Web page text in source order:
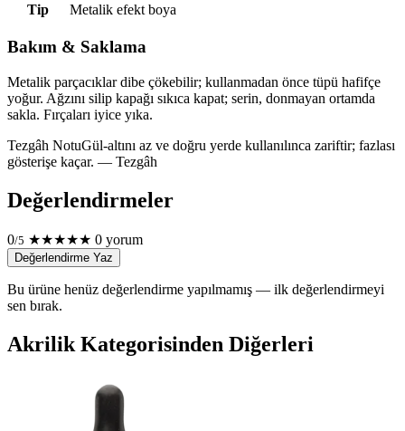
Tip
Metalik efekt boya
Bakım & Saklama
Metalik parçacıklar dibe çökebilir; kullanmadan önce tüpü hafifçe
yoğur. Ağzını silip kapağı sıkıca kapat; serin, donmayan ortamda
sakla. Fırçaları iyice yıka.
Tezgâh NotuGül-altını az ve doğru yerde kullanılınca zariftir; fazlası
gösterişe kaçar. — Tezgâh
Değerlendirmeler
0/5 ★★★★★ 0 yorum
Değerlendirme Yaz
Bu ürüne henüz değerlendirme yapılmamış — ilk değerlendirmeyi
sen bırak.
Akrilik Kategorisinden Diğerleri